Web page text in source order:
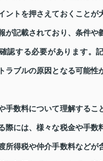
ントを押さえておくことが
が記載されており、条件や
認する必要があります。
ラブルの原因となる可能性
手数料について理解するこ
際には、様々な税金や手数
所得税や仲介手数料などが